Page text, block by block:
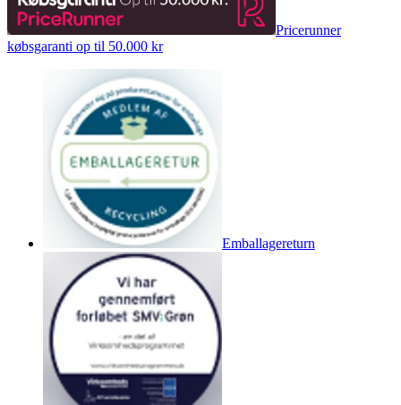
Pricerunner
købsgaranti op til 50.000 kr
Emballagereturn